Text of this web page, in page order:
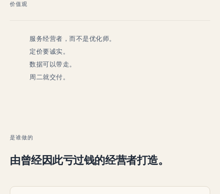
价值观
服务经营者，而不是优化师。
定价要诚实。
数据可以带走。
周二就交付。
是谁做的
由曾经因此亏过钱的经营者打造。